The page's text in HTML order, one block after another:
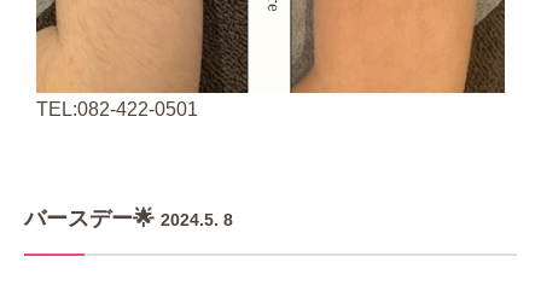
TEL:082-422-0501
バースデー🌟 2024.5. 8